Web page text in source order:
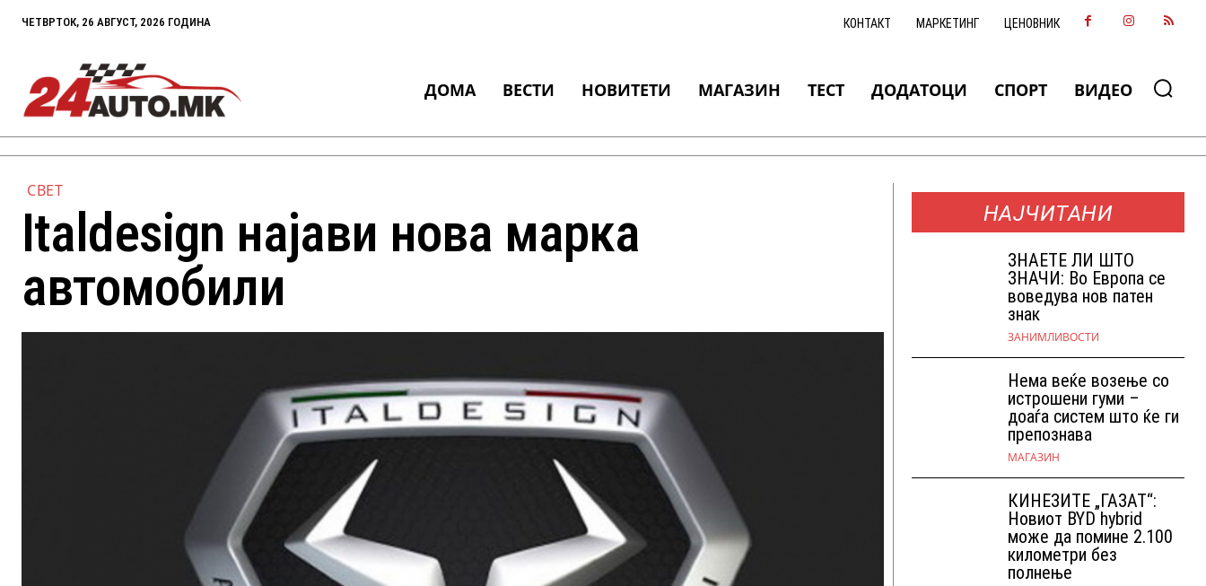
ЧЕТВРТОК, 26 АВГУСТ, 2026 ГОДИНА КОНТАКТ МАРКЕТИНГ ЦЕНОВНИК
ДОМА ВЕСТИ НОВИТЕТИ МАГАЗИН ТЕСТ ДОДАТОЦИ СПОРТ ВИДЕО
СВЕТ
Italdesign најави нова марка
автомобили
НАЈЧИТАНИ
ЗНАEТЕ ЛИ ШТО
ЗНАЧИ: Во Европа се
воведува нов патен
знак
ЗАНИМЛИВОСТИ
Нема веќе возење со
истрошени гуми –
доаѓа систем што ќе ги
препознава
МАГАЗИН
КИНЕЗИТЕ „ГАЗАТ“:
Новиот BYD hybrid
може да помине 2.100
километри без
полнење